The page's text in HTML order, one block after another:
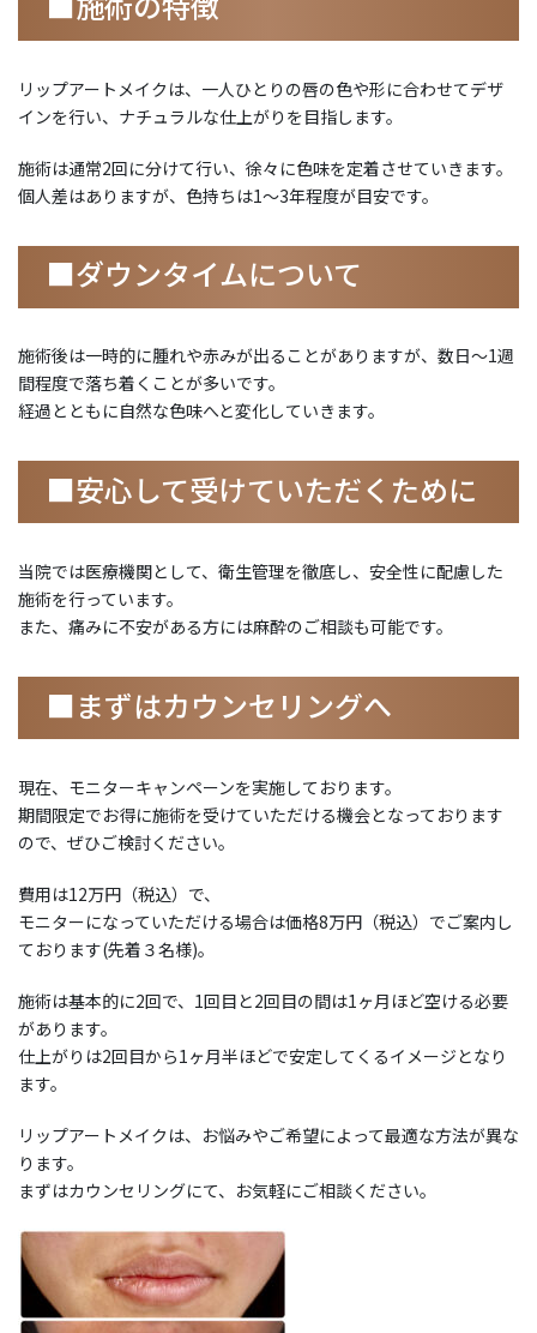
リップアートメイクは、一人ひとりの唇の色や形に合わせてデザ
インを行い、ナチュラルな仕上がりを目指します。
施術は通常2回に分けて行い、徐々に色味を定着させていきます。
個人差はありますが、色持ちは1〜3年程度が目安です。
■ダウンタイムについて
施術後は一時的に腫れや赤みが出ることがありますが、数日〜1週
間程度で落ち着くことが多いです。
経過とともに自然な色味へと変化していきます。
■安心して受けていただくために
当院では医療機関として、衛生管理を徹底し、安全性に配慮した
施術を行っています。
また、痛みに不安がある方には麻酔のご相談も可能です。
■まずはカウンセリングへ
現在、モニターキャンペーンを実施しております。
期間限定でお得に施術を受けていただける機会となっております
ので、ぜひご検討ください。
費用は12万円（税込）で、
モニターになっていただける場合は価格8万円（税込）でご案内し
ております(先着３名様)。
施術は基本的に2回で、1回目と2回目の間は1ヶ月ほど空ける必要
があります。
仕上がりは2回目から1ヶ月半ほどで安定してくるイメージとなり
ます。
リップアートメイクは、お悩みやご希望によって最適な方法が異な
ります。
まずはカウンセリングにて、お気軽にご相談ください。